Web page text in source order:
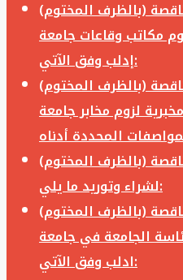
(بالظرف المختوم)
مكاتب وقاعات جامعة
إدلب وفق الآتي:
(بالظرف المختوم)
لزوم مخابر جامعة
(بالظرف المختوم)
لشراء وتوريد ما يلي:
(بالظرف المختوم)
الجامعة في جامعة
ادلب وفق الآتي: